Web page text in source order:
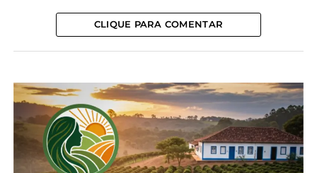
com o pico de 41,1 °C registrado em Capanema, no Oeste, e
a mínima de 27,5 °C em Guaratuba, no Litoral. As regiões
Norte e Oeste destacaram-se por apresentar as maiores
temperaturas máximas absolutas, enquanto o Sul e o Litoral
do Estado registraram os menores valores.As temperaturas
CLIQUE PARA COMENTAR